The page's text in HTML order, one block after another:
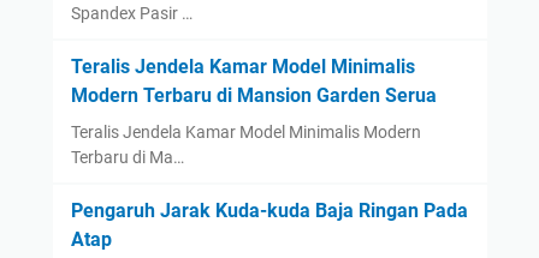
Spandex Pasir …
Teralis Jendela Kamar Model Minimalis
Modern Terbaru di Mansion Garden Serua
Teralis Jendela Kamar Model Minimalis Modern
Terbaru di Ma…
Pengaruh Jarak Kuda-kuda Baja Ringan Pada
Atap